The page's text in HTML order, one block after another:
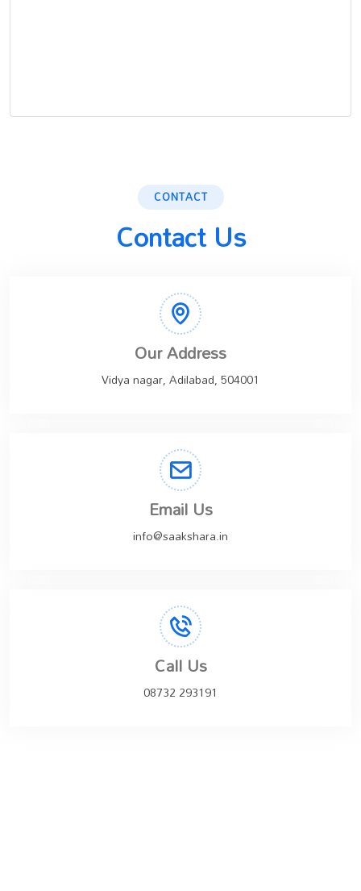
CONTACT
Contact Us
Our Address
Vidya nagar, Adilabad, 504001
Email Us
info@saakshara.in
Call Us
08732 293191